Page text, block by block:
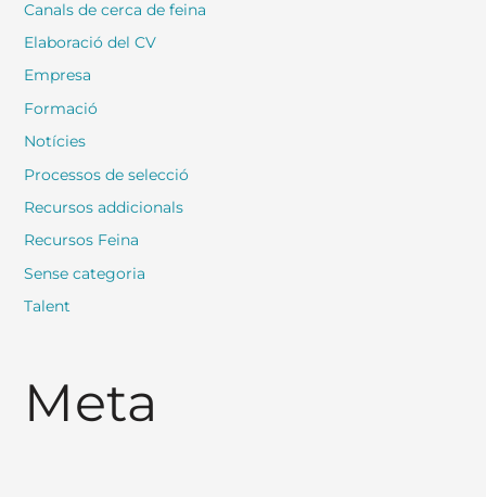
Canals de cerca de feina
Elaboració del CV
Empresa
Formació
Notícies
Processos de selecció
Recursos addicionals
Recursos Feina
Sense categoria
Talent
Meta